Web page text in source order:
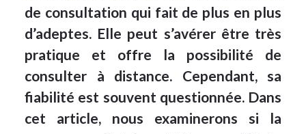
de consultation qui fait de plus en plus
d’adeptes. Elle peut s’avérer être très
pratique et offre la possibilité de
consulter à distance. Cependant, sa
fiabilité est souvent questionnée. Dans
cet article, nous examinerons si la